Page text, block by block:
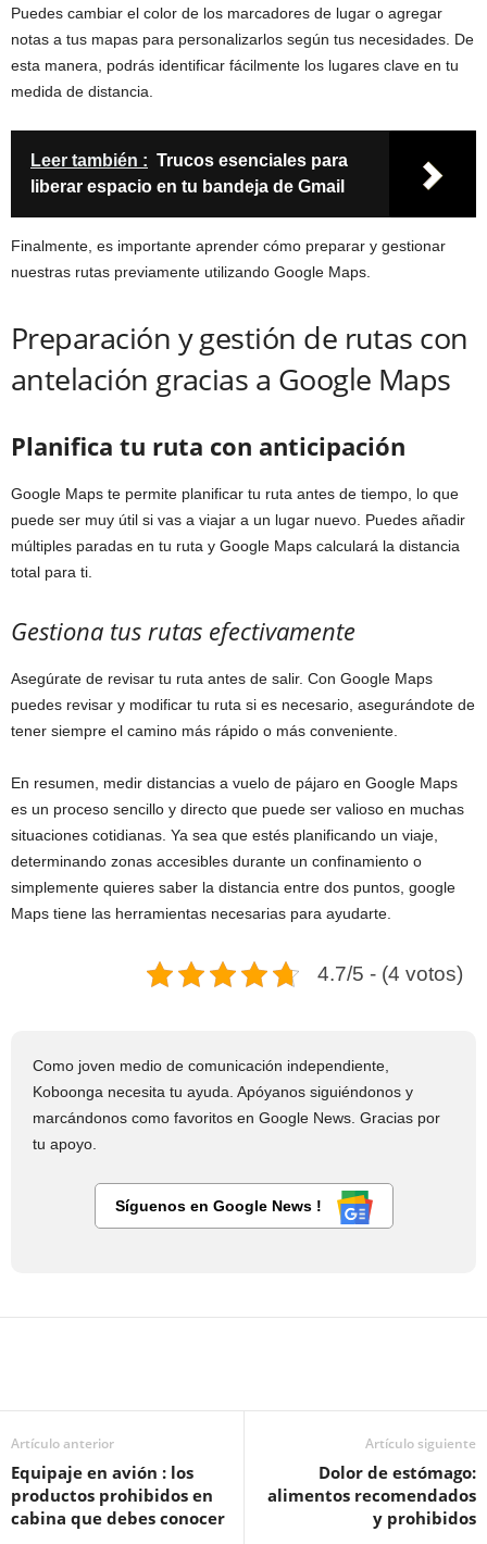
Puedes cambiar el color de los marcadores de lugar o agregar
notas a tus mapas para personalizarlos según tus necesidades. De
esta manera, podrás identificar fácilmente los lugares clave en tu
medida de distancia.
Leer también : Trucos esenciales para
liberar espacio en tu bandeja de Gmail
Finalmente, es importante aprender cómo preparar y gestionar
nuestras rutas previamente utilizando Google Maps.
Preparación y gestión de rutas con
antelación gracias a Google Maps
Planifica tu ruta con anticipación
Google Maps te permite planificar tu ruta antes de tiempo, lo que
puede ser muy útil si vas a viajar a un lugar nuevo. Puedes añadir
múltiples paradas en tu ruta y Google Maps calculará la distancia
total para ti.
Gestiona tus rutas efectivamente
Asegúrate de revisar tu ruta antes de salir. Con Google Maps
puedes revisar y modificar tu ruta si es necesario, asegurándote de
tener siempre el camino más rápido o más conveniente.
En resumen, medir distancias a vuelo de pájaro en Google Maps
es un proceso sencillo y directo que puede ser valioso en muchas
situaciones cotidianas. Ya sea que estés planificando un viaje,
determinando zonas accesibles durante un confinamiento o
simplemente quieres saber la distancia entre dos puntos, google
Maps tiene las herramientas necesarias para ayudarte.
4.7/5 - (4 votos)
Como joven medio de comunicación independiente,
Koboonga necesita tu ayuda. Apóyanos siguiéndonos y
marcándonos como favoritos en Google News. Gracias por
tu apoyo.
Síguenos en Google News !
Artículo anterior
Equipaje en avión : los
productos prohibidos en
cabina que debes conocer
Artículo siguiente
Dolor de estómago:
alimentos recomendados
y prohibidos